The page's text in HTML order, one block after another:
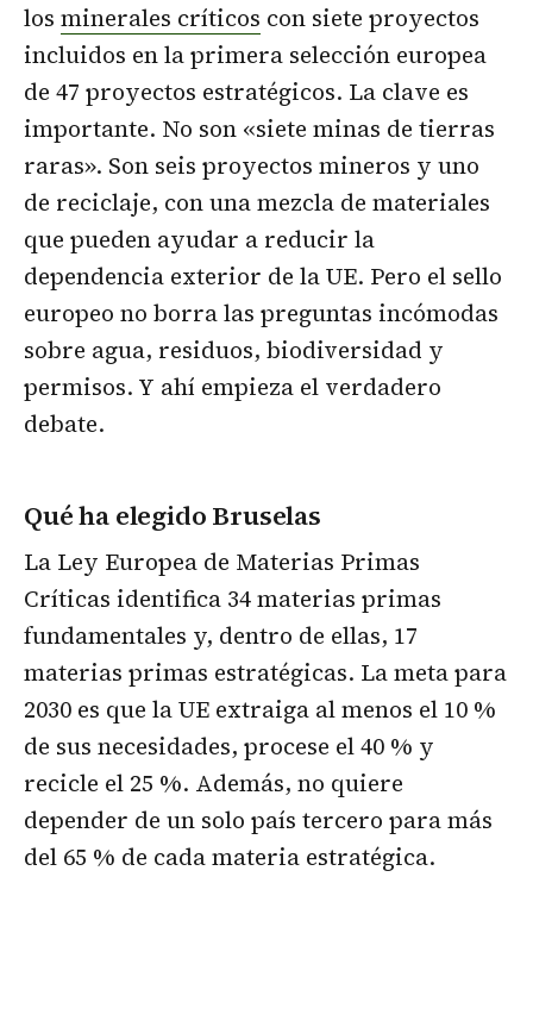
los minerales críticos con siete proyectos
incluidos en la primera selección europea
de 47 proyectos estratégicos. La clave es
importante. No son «siete minas de tierras
raras». Son seis proyectos mineros y uno
de reciclaje, con una mezcla de materiales
que pueden ayudar a reducir la
dependencia exterior de la UE. Pero el sello
europeo no borra las preguntas incómodas
sobre agua, residuos, biodiversidad y
permisos. Y ahí empieza el verdadero
debate.
Qué ha elegido Bruselas
La Ley Europea de Materias Primas
Críticas identifica 34 materias primas
fundamentales y, dentro de ellas, 17
materias primas estratégicas. La meta para
2030 es que la UE extraiga al menos el 10 %
de sus necesidades, procese el 40 % y
recicle el 25 %. Además, no quiere
depender de un solo país tercero para más
del 65 % de cada materia estratégica.